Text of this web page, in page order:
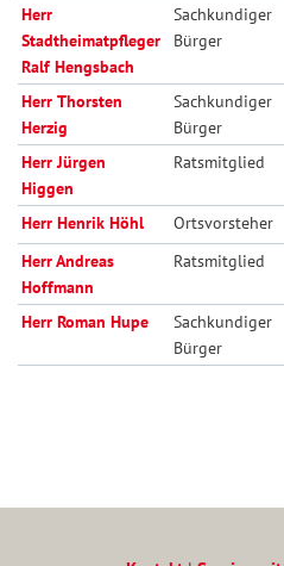
Herr
Stadtheimatpfleger
Ralf Hengsbach
Sachkundiger
Bürger
Herr Thorsten
Herzig
Sachkundiger
Bürger
Herr Jürgen
Higgen
Ratsmitglied
Herr Henrik Höhl Ortsvorsteher
Herr Andreas
Hoffmann
Ratsmitglied
Herr Roman Hupe
Sachkundiger
Bürger